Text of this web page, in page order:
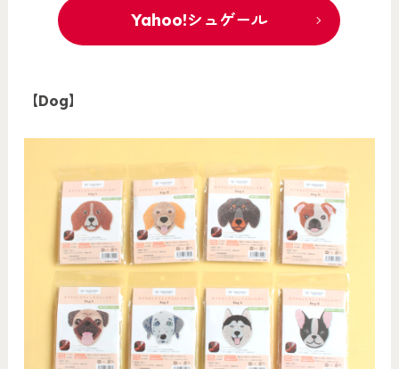
Yahoo!シュゲール
【Dog】